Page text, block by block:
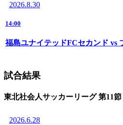
2026.8.30
14:00
福島ユナイテッドFCセカンド vs
試合結果
東北社会人サッカーリーグ 第11節
2026.6.28